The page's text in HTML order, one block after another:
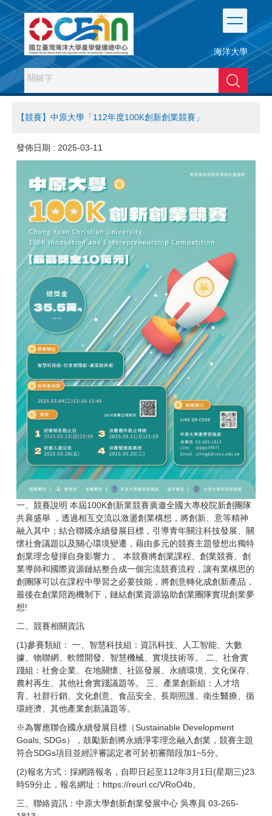
跳
到
主
要
內
容
區
海洋大學
搜尋
【競賽】中原大學「112年度100K創新創業競賽」
發佈日期 : 2025-03-11
一、競賽說明 本屆100K創新業競賽廣邀全國大專校院新創團隊
共襄盛舉 ，透過相互交流以激盪創業構想，將創新、意等精神
融入其中；結合聯國永續發展目標，引導青年關注科技發展、關
懷社會議題以及關心環境變遷，藉由多元的競賽主題發想出獨特
創業理念發揮自身影響力 。 本競賽將創業課程、創業競賽、創
業導師和國際資源鏈結整合成一個完流競賽流程，讓有業構思的
創團隊可以在課程中學習之必要技能，將創意轉化成創新產品，
最後在創業陪跑機制下，鏈結創業資源協助創業團隊實現創業夢
想!
二、競賽相關資訊
(1)參賽類組： 一、智慧科技組：資訊科技、人工智能、大數
據、物聯網、軟體開發、智慧機械、實境技術等。 二、社會實
踐組：社會企業、在地關懷、社區發展、永續環境、文化保存、
農村再生、其他社會實踐議題等。 三、產業創新組：人才培
育、社群行銷、文化創意、食品安全、長期照護、衛生醫療、循
環經濟、其他產業創新議題等。
※為響應聯合國永續發展目標（Sustainable Development
Goals, SDGs），鼓勵新創將永續淨零理念融入創業，競賽主題
符合SDGs項目並經評審認定者可於初審階段加1~5分。
(2)報名方式：採網路報名，自即日起至112年3月1日(星期三)23
時59分止，報名網址：https://reurl.cc/VRoO4b。
三、聯絡資訊：中原大學創新創業發展中心 吳專員 03-265-